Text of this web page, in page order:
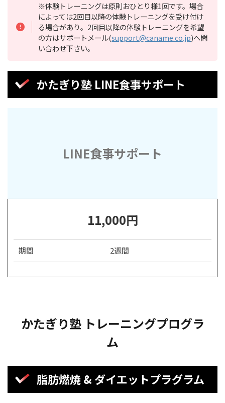
※体験トレーニングは原則おひとり様1回です。場合
によっては2回目以降の体験トレーニングを受け付け
る場合があり。2回目以降の体験トレーニングを希望
の方はサポートメール(support@caname.co.jp)へ問
い合わせ下さい。
かたぎり塾 LINE食事サポート
LINE食事サポート
11,000円
期間 2週間
かたぎり塾 トレーニングプログラ
ム
脂肪燃焼 & ダイエットプラグラム